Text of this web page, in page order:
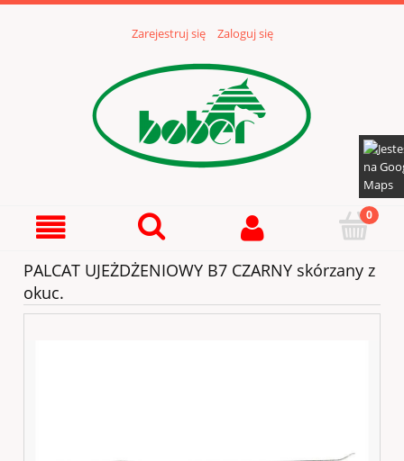
Zarejestruj się Zaloguj się
PALCAT UJEŻDŻENIOWY B7 CZARNY skórzany z
okuc.